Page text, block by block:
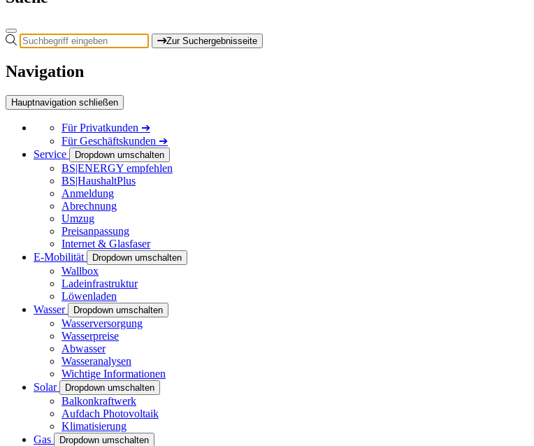
Zur Suchergebnisseite
Navigation
Hauptnavigation schließen
FürPrivatkunden ➔
FürGeschäftskunden ➔
Service
Dropdown umschalten
BS|ENERGY empfehlen
BS|HaushaltPlus
Anmeldung
Abrechnung
Umzug
Preisanpassung
Internet & Glasfaser
E-Mobilität
Dropdown umschalten
Wallbox
Ladeinfrastruktur
Löwenladen
Wasser
Dropdown umschalten
Wasserversorgung
Wasserpreise
Abwasser
Wasseranalysen
Wichtige Informationen
Solar
Dropdown umschalten
Balkonkraftwerk
Aufdach Photovoltaik
Klimatisierung
Gas
Dropdown umschalten